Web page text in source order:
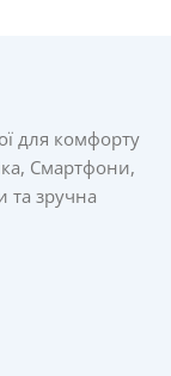
для комфорту
Смартфони,
та зручна